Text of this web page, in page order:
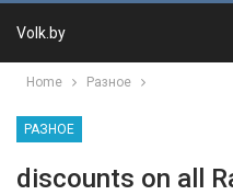
Volk.by
Home Разное
РАЗНОЕ
discounts on all